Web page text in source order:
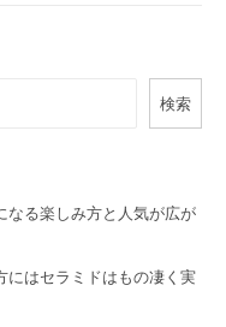
検索
なる楽しみ方と人気が広が
にはセラミドはもの凄く実